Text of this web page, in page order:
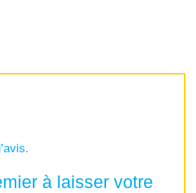
à laisser votre